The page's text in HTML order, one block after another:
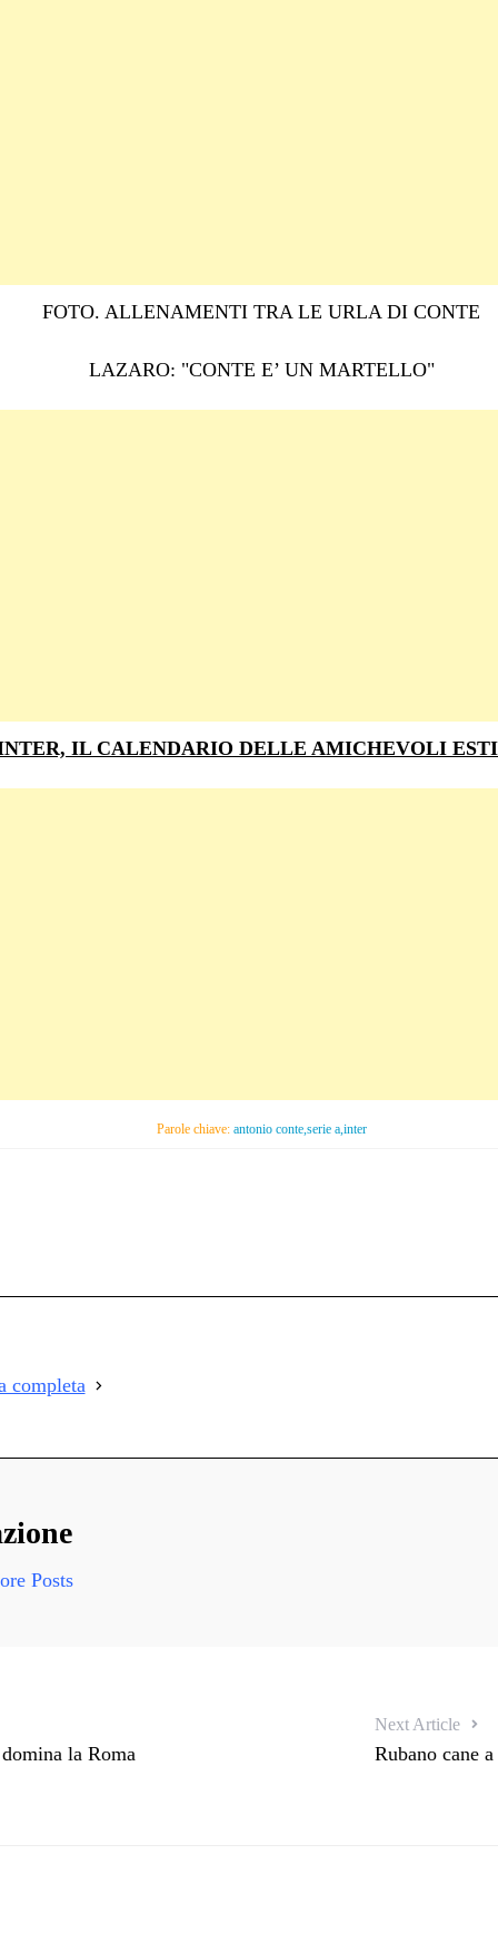
FOTO. ALLENAMENTI TRA LE URLA DI CONTE
LAZARO: "CONTE E’ UN MARTELLO"
IL CALENDARIO DELLE AMICHEVOLI
Parole chiave: antonio conte,serie a,inter
completa
Posts
la Roma
Next Article
Rubano cane